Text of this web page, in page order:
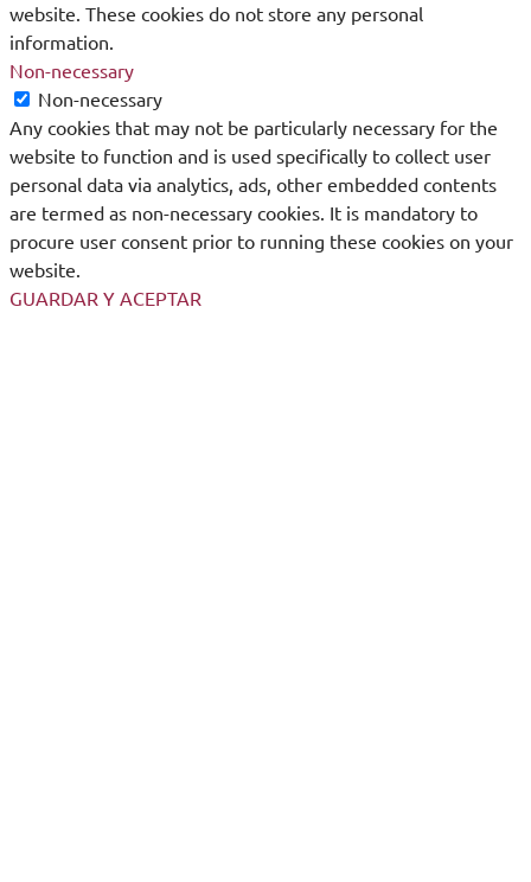
website. These cookies do not store any personal
information.
Non-necessary
Non-necessary
Any cookies that may not be particularly necessary for the
website to function and is used specifically to collect user
personal data via analytics, ads, other embedded contents
are termed as non-necessary cookies. It is mandatory to
procure user consent prior to running these cookies on your
website.
GUARDAR Y ACEPTAR